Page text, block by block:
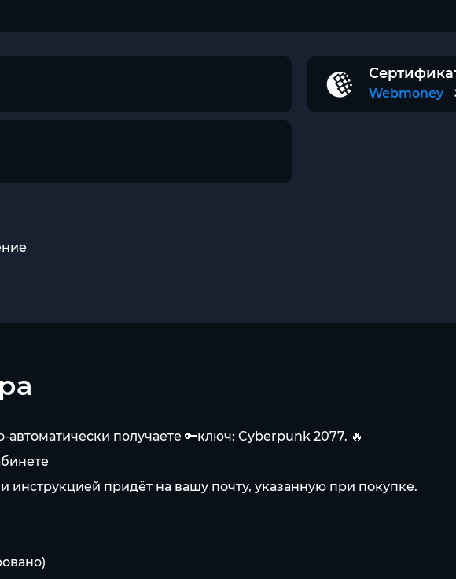
Webmoney
получаете 🔑ключ: Cyberpunk 2077. 🔥
инструкцией придёт на вашу почту, указанную при покупке.